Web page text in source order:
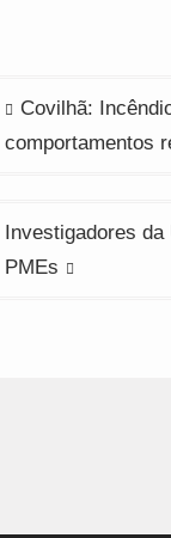
Navegação
de
Covilhã:
comportamentos
Investigadores
PMEs